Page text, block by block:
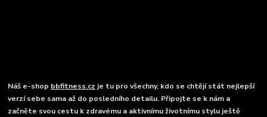
Náš e-shop bbfitness.cz je tu pro všechny, kdo se chtějí stát nejlepší
verzí sebe sama až do posledního detailu. Připojte se k nám a
začněte svou cestu k zdravému a aktivnímu životnímu stylu ještě